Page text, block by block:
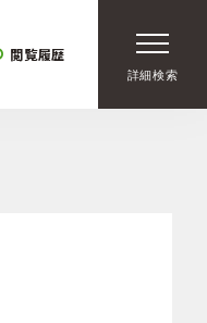
詳細検索
閲覧履歴